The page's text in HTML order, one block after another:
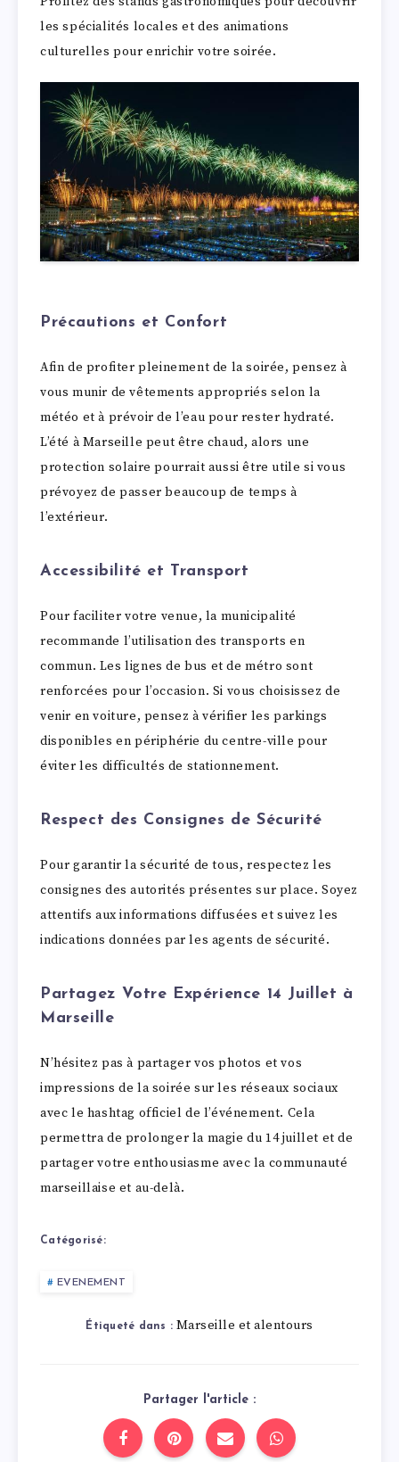
les spécialités locales et des animations
culturelles pour enrichir votre soirée.
Précautions et Confort
Afin de profiter pleinement de la soirée, pensez à
vous munir de vêtements appropriés selon la
météo et à prévoir de l’eau pour rester hydraté.
L’été à Marseille peut être chaud, alors une
protection solaire pourrait aussi être utile si vous
prévoyez de passer beaucoup de temps à
l’extérieur.
Accessibilité et Transport
Pour faciliter votre venue, la municipalité
recommande l’utilisation des transports en
commun. Les lignes de bus et de métro sont
renforcées pour l’occasion. Si vous choisissez de
venir en voiture, pensez à vérifier les parkings
disponibles en périphérie du centre-ville pour
éviter les difficultés de stationnement.
Respect des Consignes de Sécurité
Pour garantir la sécurité de tous, respectez les
consignes des autorités présentes sur place. Soyez
attentifs aux informations diffusées et suivez les
indications données par les agents de sécurité.
Partagez Votre Expérience 14 Juillet à
Marseille
N’hésitez pas à partager vos photos et vos
impressions de la soirée sur les réseaux sociaux
avec le hashtag officiel de l’événement. Cela
permettra de prolonger la magie du 14 juillet et de
partager votre enthousiasme avec la communauté
marseillaise et au-delà.
Catégorisé:
EVENEMENT
Étiqueté dans : Marseille et alentours
Partager l'article :